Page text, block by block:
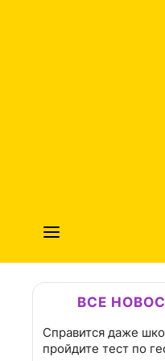
ВСЕ
Справится даже
пройдите тест по